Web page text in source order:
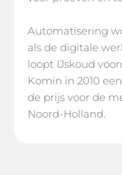
Automatisering
als de digitale
loopt IJskoud
Komin in 2010
de prijs voor de
Noord-Holland.